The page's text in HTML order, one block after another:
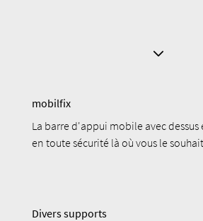
mobilfix
La barre d'appui mobile avec dessus
en toute sécurité là où vous le
Divers supports